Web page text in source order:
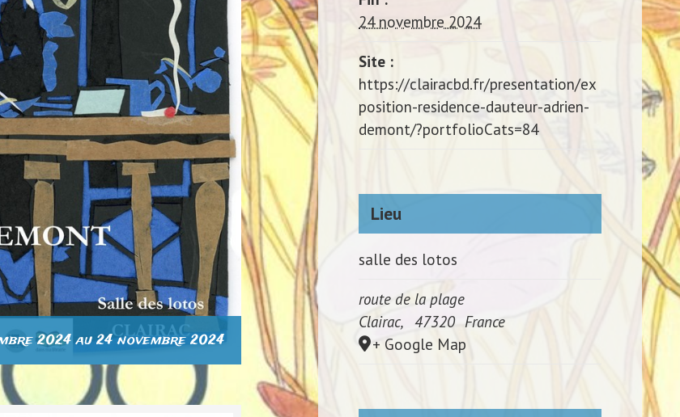
2024au24 novembre 2024
24 novembre 2024
Site :
https://clairacbd.fr/presentation/ex
position-residence-dauteur-adrien-
demont/?portfolioCats=84
Lieu
salle des lotos
route de la plage
Clairac, 47320 France
+ Google Map